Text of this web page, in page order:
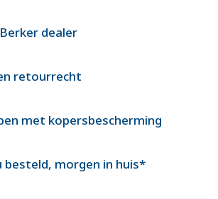
dealer
retourrecht
met kopersbescherming
besteld, morgen in huis*